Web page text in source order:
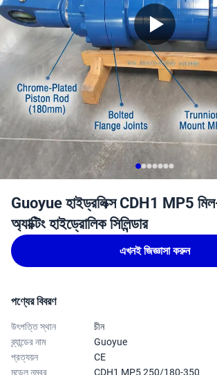
Guoyue হাইড্রলিক্স CDH1 MP5
অ্যাক্টিং হাইড্রোলিক সিলিন্ডার
এখনই জিজ্ঞাসা করুন
পণ্যের বিবরণ
উৎপত্তি স্থান
চীন
ব্র্যান্ডের নাম
Guoyue
প্রত্যয়ন
CE
মডেল নম্বর
CDH1 MP5 250/180-350